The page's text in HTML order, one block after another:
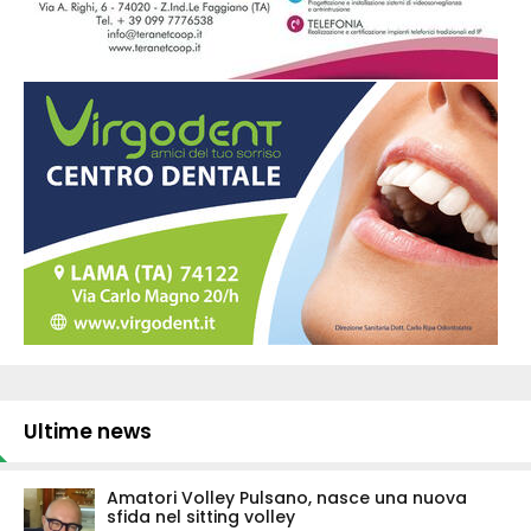
Ultime news
Amatori Volley Pulsano, nasce una nuova
sfida nel sitting volley